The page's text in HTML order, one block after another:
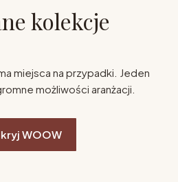
kolekcje
miejsca na przypadki. Jeden
możliwości aranżacji.
WOOW